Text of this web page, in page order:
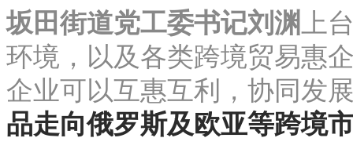
坂田街道党工委书记刘渊
上
环境，以及各类跨境贸易惠
企业可以互惠互利，协同发
品走向俄罗斯及欧亚等跨境